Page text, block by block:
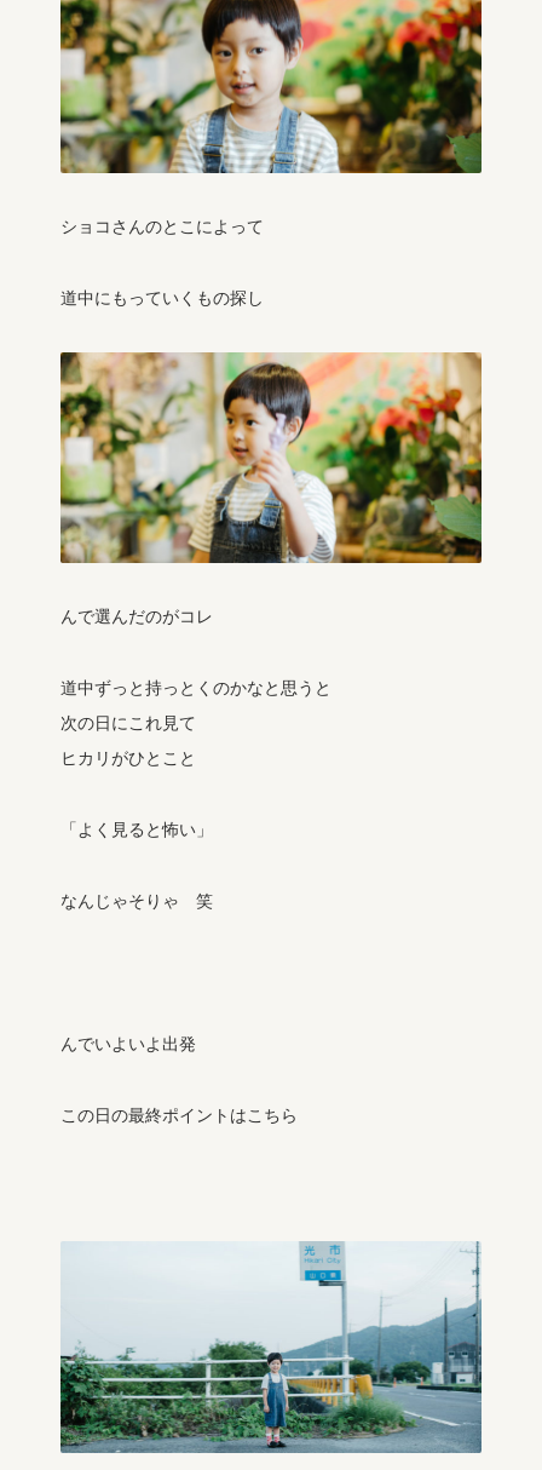
ショコさんのとこによって
道中にもっていくもの探し
んで選んだのがコレ
道中ずっと持っとくのかなと思うと
次の日にこれ見て
ヒカリがひとこと
「よく見ると怖い」
なんじゃそりゃ 笑
んでいよいよ出発
この日の最終ポイントはこちら